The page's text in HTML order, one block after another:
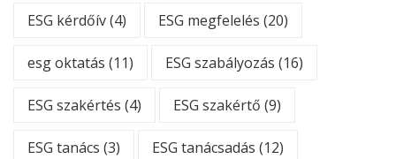
ESG kérdőív(4) ESG megfelelés (20)
esg oktatás (11) ESG szabályozás (16)
ESG szakértés (4) ESG szakértő (9)
ESG tanács (3) ESG tanácsadás (12)